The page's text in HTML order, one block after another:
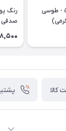
رنگ‌ پودری کد ۵۵ - طوسی
گرمی)
کالا